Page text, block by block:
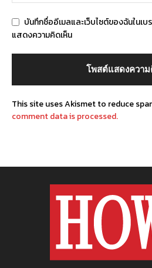
บันทึกชื่ออีเมลและเว็บไซต์ของฉันในเ
แสดงความคิดเห็น
This site uses Akismet to reduce
comment data is processed.